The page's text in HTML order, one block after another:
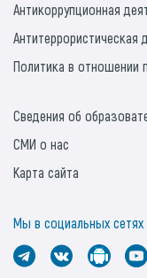
Антикоррупционная
Антитеррористическая
Политика в отношении
Сведения об
СМИ о нас
Карта сайта
Мы в социальных сетях